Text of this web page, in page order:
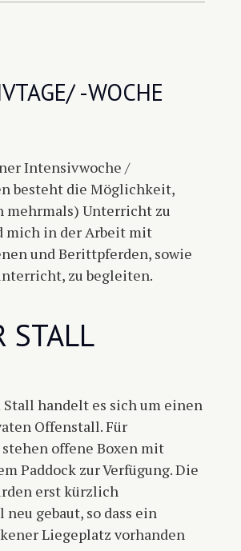
-WOCHE
Intensivwoche /
besteht die Möglichkeit,
mehrmals) Unterricht zu
mich in der Arbeit mit
und Berittpferden, sowie
zu begleiten.
STALL
Stall handelt es sich um einen
Offenstall. Für
offene Boxen mit
Paddock zur Verfügung. Die
erst kürzlich
gebaut, so dass ein
Liegeplatz vorhanden